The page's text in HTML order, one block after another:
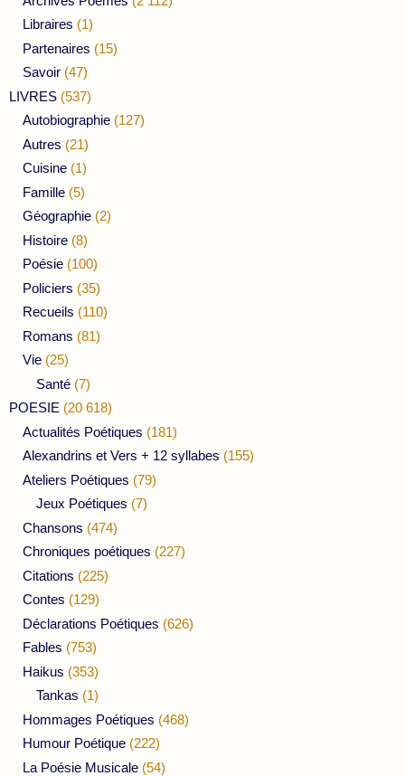
Libraires (1)
Partenaires (15)
Savoir (47)
LIVRES (537)
Autobiographie (127)
Autres (21)
Cuisine (1)
Famille (5)
Géographie (2)
Histoire (8)
Poésie (100)
Policiers (35)
Recueils (110)
Romans (81)
Vie (25)
Santé (7)
POESIE (20 618)
Actualités Poétiques (181)
Alexandrins et Vers + 12 syllabes (155)
Ateliers Poétiques (79)
Jeux Poétiques (7)
Chansons (474)
Chroniques poétiques (227)
Citations (225)
Contes (129)
Déclarations Poétiques (626)
Fables (753)
Haikus (353)
Tankas (1)
Hommages Poétiques (468)
Humour Poétique (222)
La Poésie Musicale (54)